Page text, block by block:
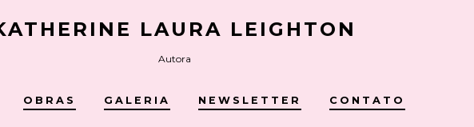
LAURA LEIGHTON
Autora
OBRAS GALERIA NEWSLETTER CONTATO